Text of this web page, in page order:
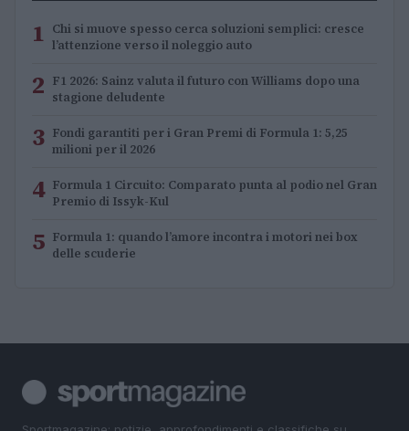
1 Chi si muove spesso cerca soluzioni semplici: cresce
l’attenzione verso il noleggio auto
2 F1 2026: Sainz valuta il futuro con Williams dopo una
stagione deludente
3 Fondi garantiti per i Gran Premi di Formula 1: 5,25
milioni per il 2026
4 Formula 1 Circuito: Comparato punta al podio nel Gran
Premio di Issyk-Kul
5 Formula 1: quando l’amore incontra i motori nei box
delle scuderie